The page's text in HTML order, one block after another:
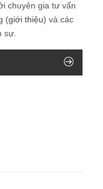
chuyên gia tư vấn
(giới thiệu) và các
sự.